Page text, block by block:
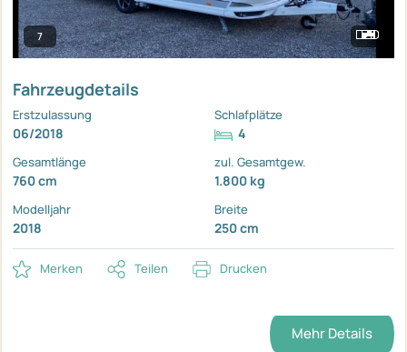
7
Fahrzeugdetails
Erstzulassung
06/2018
Schlafplätze
4
Gesamtlänge
760 cm
zul. Gesamtgew.
1.800 kg
Modelljahr
2018
Breite
250 cm
Merken Teilen Drucken
Mehr Details